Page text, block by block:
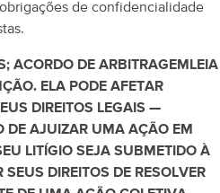
de confidencialidade
ACORDO DE ARBITRAGEM LEIA
ELA PODE AFETAR
DIREITOS LEGAIS —
DE AJUIZAR UMA AÇÃO EM
LITÍGIO SEJA SUBMETIDO À
DIREITOS DE RESOLVER